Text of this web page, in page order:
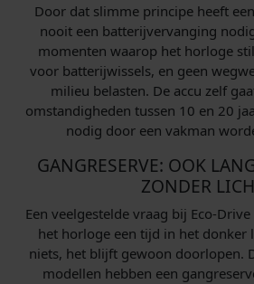
Door dat slimme principe heeft
nooit een batterijvervanging
momenten waarop het horloge
voor batterijwissels, en geen
milieu belasten. De accu zelf
omstandigheden tussen 10 en 20
nodig door een vakman
GANGRESERVE: OOK
ZONDER
Een veelgestelde vraag bij Eco-
het horloge een tijd in het donker
niets, het blijft gewoon doorlopen.
modellen hebben een